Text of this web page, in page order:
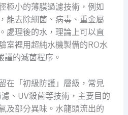
極小的薄膜過濾技術，例如
能去除細菌、病毒、重金屬
處理後的水，理論上可以直
室裡用超純水機製備的RO水
的滅菌程序。
在「初級防護」層級，常見
、UV殺菌等技術，主要目的
及部分異味。水龍頭流出的